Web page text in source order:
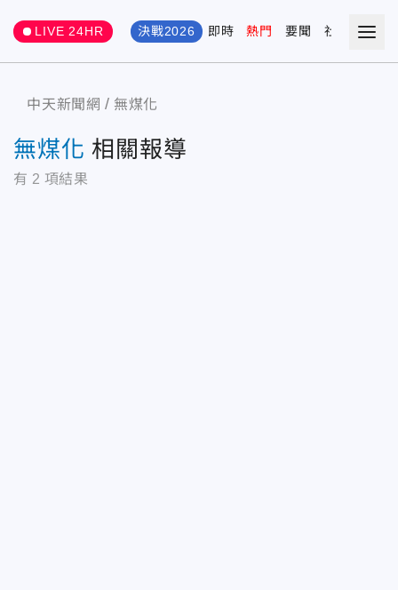
LIVE 24HR 決戰2026 即時 熱門 要聞 社會 娛樂
中天新聞網 無煤化
無煤化 相關報導
有 2 項結果